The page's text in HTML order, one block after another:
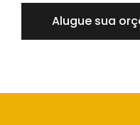
Alugue sua